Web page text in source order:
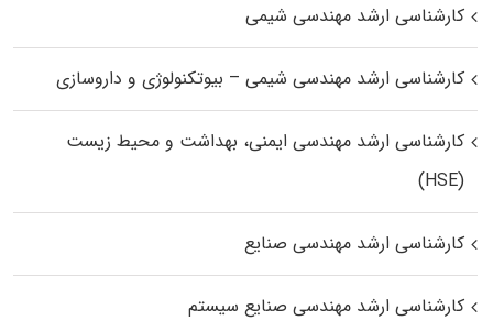
کارشناسی ارشد مهندسی شیمی
کارشناسی ارشد مهندسی شیمی – بیوتکنولوژی و داروسازی
کارشناسی ارشد مهندسی ایمنی، بهداشت و محیط زیست
(HSE)
کارشناسی ارشد مهندسی صنایع
کارشناسی ارشد مهندسی صنایع سیستم